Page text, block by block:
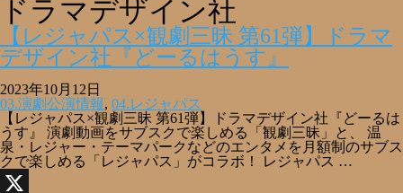
ドラマデザイン社
【レジャパス×観劇三昧 第61弾】ドラマ
デザイン社『どーるはうす』
2023年10月12日
03.演劇公演情報, 04.レジャパス
【レジャパス×観劇三昧 第61弾】ドラマデザイン社『どーるは
うす』 演劇動画をサブスクで楽しめる「観劇三昧」と、 温
泉・レジャー・テーマパークなどのエンタメを月額制のサブス
クで楽しめる「レジャパス」がコラボ！ レジャパス …